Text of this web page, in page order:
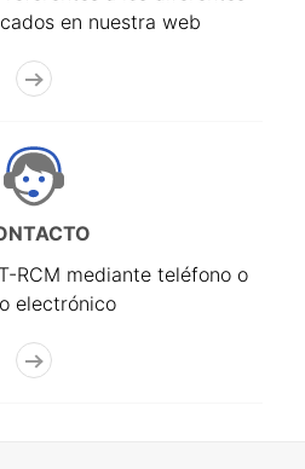
en nuestra web
RCM mediante teléfono o
electrónico